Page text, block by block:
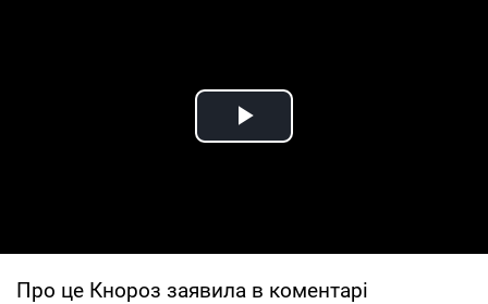
Play Video
Про це Кнороз заявила в коментарі